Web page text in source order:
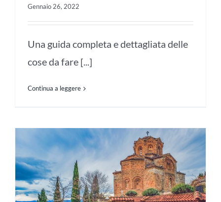
Gennaio 26, 2022
Una guida completa e dettagliata delle
cose da fare [...]
Continua a leggere